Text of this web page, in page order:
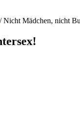
/ Nicht Mädchen, nicht